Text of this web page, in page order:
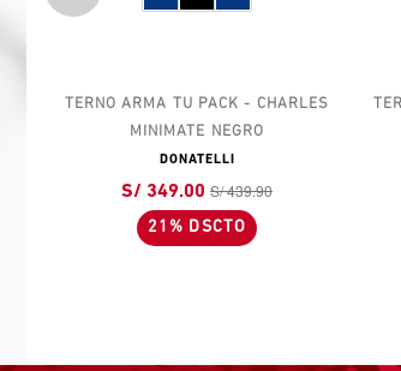
TERNO ARMA TU PACK - CHARLES
MINIMATE NEGRO
DONATELLI
S/ 349.00 S/ 439.90
21% DSCTO